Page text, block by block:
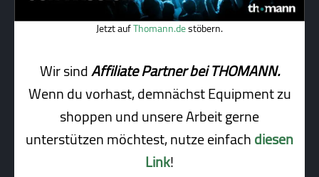
Jetzt aufThomann.destöbern.
Wir sindAffiliate Partner bei THOMANN.
Wenn du vorhast, demnächst Equipment zu
shoppen und unsere Arbeit gerne
unterstützen möchtest, nutze einfachdiesen
Link!